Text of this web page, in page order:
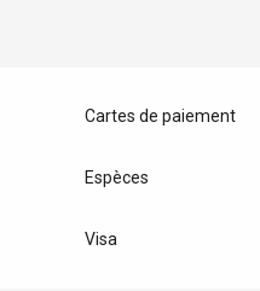
Cartes de paiement
Espèces
Visa